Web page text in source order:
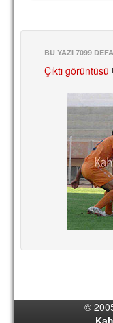
BU YAZI 7099
Çıktı görüntüsü
©